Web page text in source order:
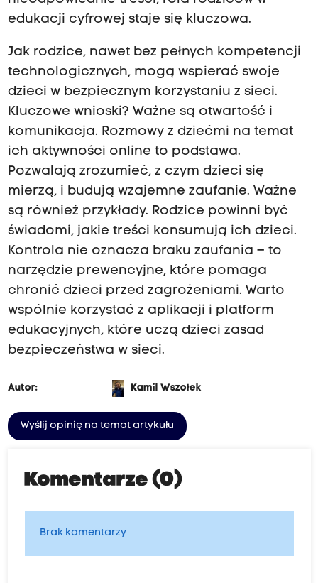
edukacji cyfrowej staje się kluczowa.
Jak rodzice, nawet bez pełnych kompetencji
technologicznych, mogą wspierać swoje
dzieci w bezpiecznym korzystaniu z sieci.
Kluczowe wnioski? Ważne są otwartość i
komunikacja. Rozmowy z dziećmi na temat
ich aktywności online to podstawa.
Pozwalają zrozumieć, z czym dzieci się
mierzą, i budują wzajemne zaufanie. Ważne
są również przykłady. Rodzice powinni być
świadomi, jakie treści konsumują ich dzieci.
Kontrola nie oznacza braku zaufania – to
narzędzie prewencyjne, które pomaga
chronić dzieci przed zagrożeniami. Warto
wspólnie korzystać z aplikacji i platform
edukacyjnych, które uczą dzieci zasad
bezpieczeństwa w sieci.
Autor: Kamil Wszołek
Wyślij opinię na temat artykułu
Komentarze (0)
Brak komentarzy